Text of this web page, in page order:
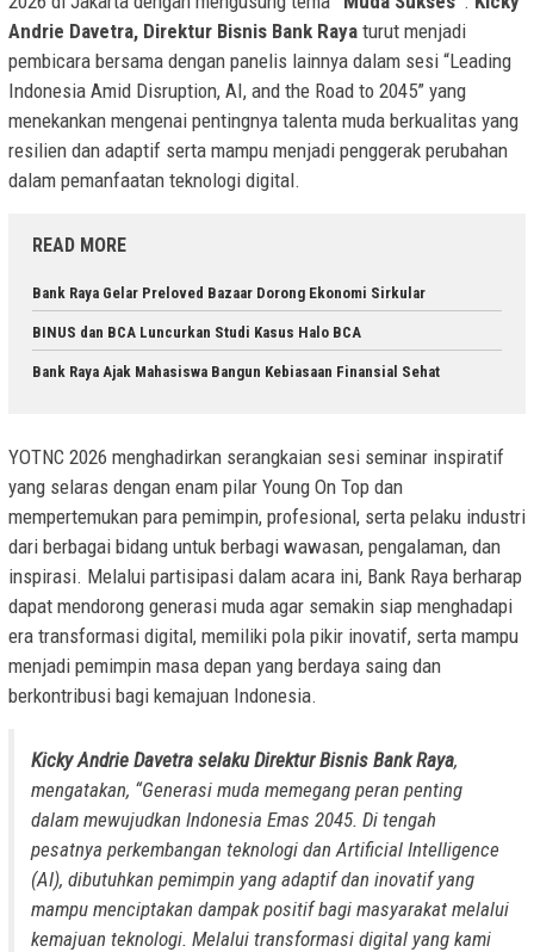
Andrie Davetra, Direktur Bisnis Bank Raya turut menjadi
pembicara bersama dengan panelis lainnya dalam sesi “Leading
Indonesia Amid Disruption, AI, and the Road to 2045” yang
menekankan mengenai pentingnya talenta muda berkualitas yang
resilien dan adaptif serta mampu menjadi penggerak perubahan
dalam pemanfaatan teknologi digital.
READ MORE
Bank Raya Gelar Preloved Bazaar Dorong Ekonomi Sirkular
BINUS dan BCA Luncurkan Studi Kasus Halo BCA
Bank Raya Ajak Mahasiswa Bangun Kebiasaan Finansial Sehat
YOTNC 2026 menghadirkan serangkaian sesi seminar inspiratif
yang selaras dengan enam pilar Young On Top dan
mempertemukan para pemimpin, profesional, serta pelaku industri
dari berbagai bidang untuk berbagi wawasan, pengalaman, dan
inspirasi. Melalui partisipasi dalam acara ini, Bank Raya berharap
dapat mendorong generasi muda agar semakin siap menghadapi
era transformasi digital, memiliki pola pikir inovatif, serta mampu
menjadi pemimpin masa depan yang berdaya saing dan
berkontribusi bagi kemajuan Indonesia.
Kicky Andrie Davetra selaku Direktur Bisnis Bank Raya,
mengatakan, “Generasi muda memegang peran penting
dalam mewujudkan Indonesia Emas 2045. Di tengah
pesatnya perkembangan teknologi dan Artificial Intelligence
(AI), dibutuhkan pemimpin yang adaptif dan inovatif yang
mampu menciptakan dampak positif bagi masyarakat melalui
kemajuan teknologi. Melalui transformasi digital yang kami